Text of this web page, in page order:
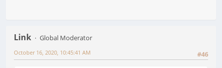
Link
Global Moderator
#46
October 16, 2020, 10:45:41 AM